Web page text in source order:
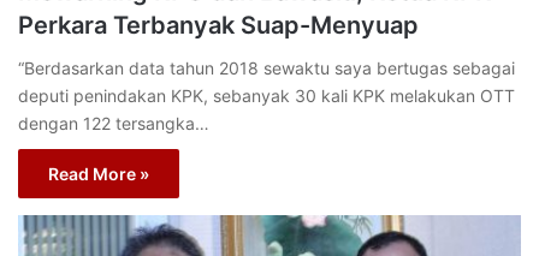
Perkara Terbanyak Suap-Menyuap
“Berdasarkan data tahun 2018 sewaktu saya bertugas sebagai
deputi penindakan KPK, sebanyak 30 kali KPK melakukan OTT
dengan 122 tersangka…
Read More »